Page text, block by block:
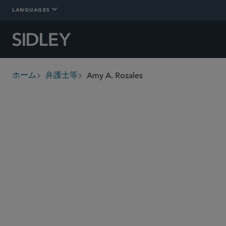
LANGUAGES
breadcrumbs
ホーム 弁護士等 Amy A. Rosales